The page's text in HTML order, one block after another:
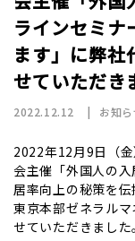
ラインセミナ
ます」に弊社
せていただき
2022.12.12 お知ら
2022年12月9日（
会主催「外国人の
居率向上の秘策を
東京本部ゼネラル
せていただきました。